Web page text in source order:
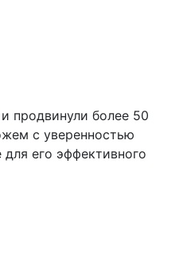
продвинули более 50
с уверенностью
для его эффективного